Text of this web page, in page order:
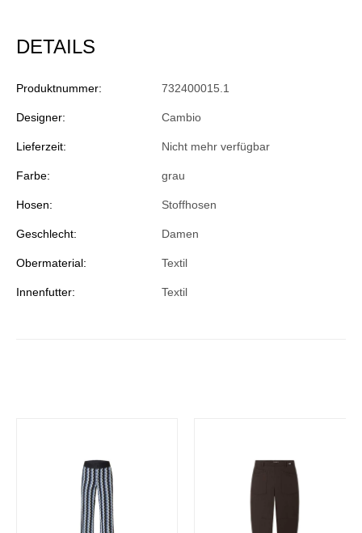
DETAILS
Produktnummer: 732400015.1
Designer: Cambio
Lieferzeit: Nicht mehr verfügbar
Farbe: grau
Hosen: Stoffhosen
Geschlecht: Damen
Obermaterial: Textil
Innenfutter: Textil